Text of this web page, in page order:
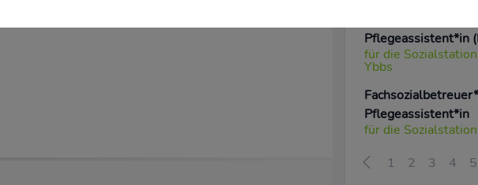
0676/83 844611,
Pflegeassistent*in
für die
Ybbs
Pflegeassistent*in
für die
1
2 3 4 5